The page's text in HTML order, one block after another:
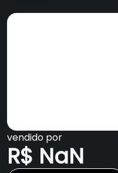
vendido por
R$ NaN